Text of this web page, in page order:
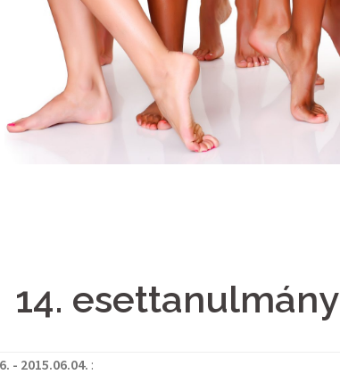
14. esettanulmány
- 2015.06.04. :